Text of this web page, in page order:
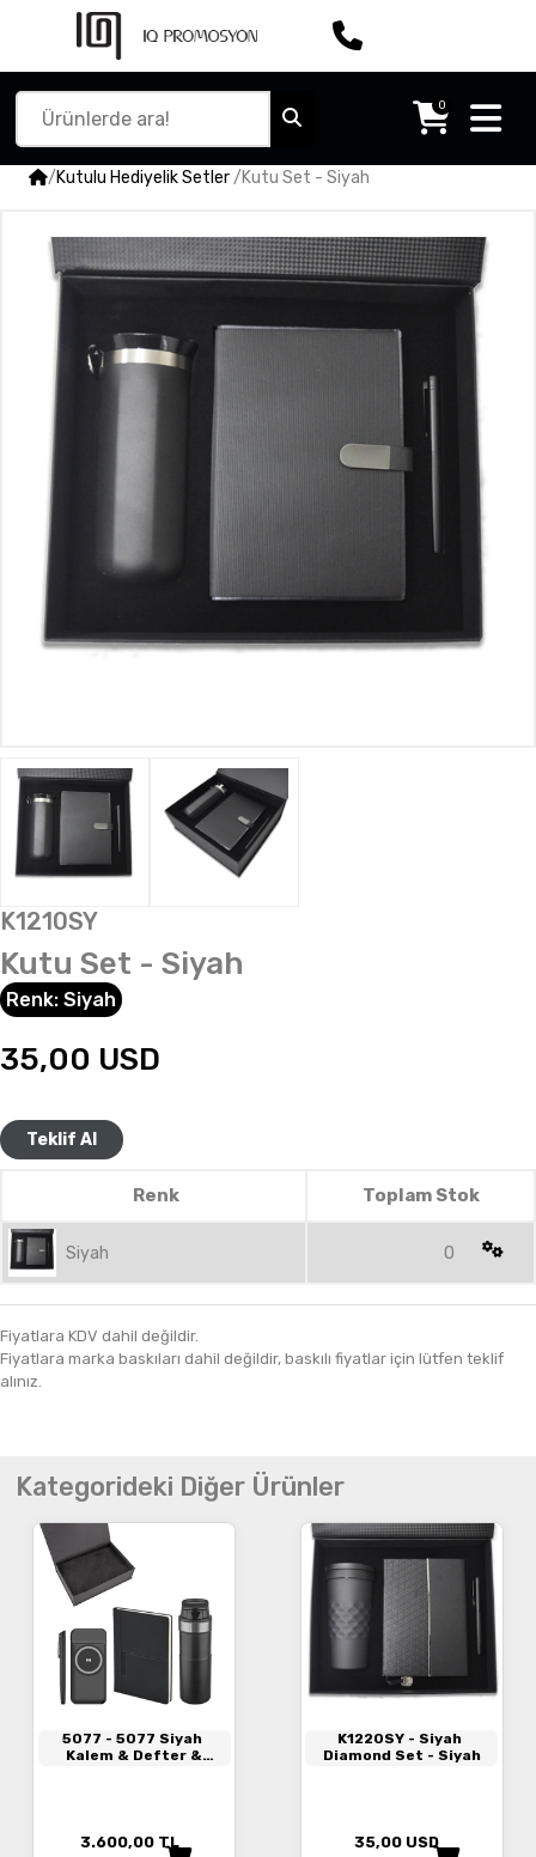
0
/Kutulu Hediyelik Setler/Kutu Set - Siyah
K1210SY
Kutu Set - Siyah
Renk: Siyah
35,00 USD
Teklif Al
Renk Toplam Stok
Siyah 0
Fiyatlara KDV dahil değildir.
Fiyatlara marka baskıları dahil değildir, baskılı fiyatlar için lütfen teklif
alınız.
Kategorideki Diğer Ürünler
5077 - 5077 Siyah
Kalem & Defter &
3.600,00 TL
K1220SY - Siyah
Diamond Set - Siyah
35,00 USD